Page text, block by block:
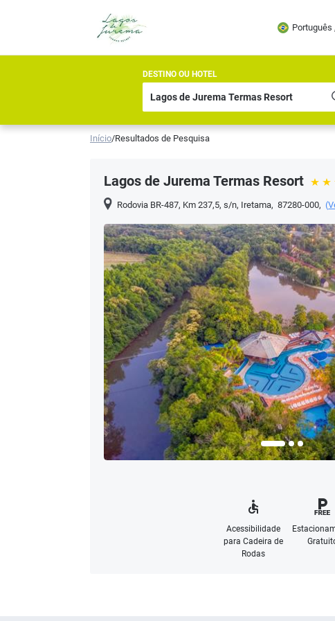
Português
DESTINO OU HOTEL
Início/Resultados de Pesquisa
Lagos de Jurema Termas Resort
Rodovia BR-487, Km 237,5, s/n, Iretama, 87280-000, (
Acessibilidade
para Cadeira de
Rodas